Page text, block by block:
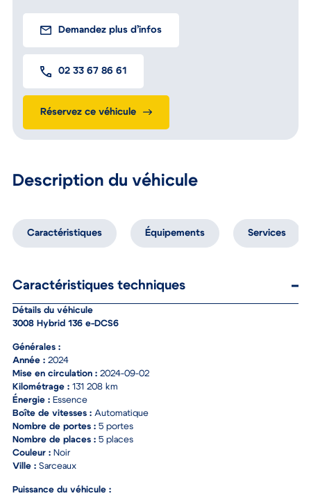
Description du véhicule
Caractéristiques Équipements Services
Caractéristiques techniques
Détails du véhicule
3008 Hybrid 136 e-DCS6
Générales :
Année : 2024
Mise en circulation : 2024-09-02
Kilométrage : 131 208 km
Énergie : Essence
Boîte de vitesses : Automatique
Nombre de portes : 5 portes
Nombre de places : 5 places
Couleur : Noir
Ville : Sarceaux
Puissance du véhicule :
Demandez plus d’infos
02 33 67 86 61
Réservez ce véhicule